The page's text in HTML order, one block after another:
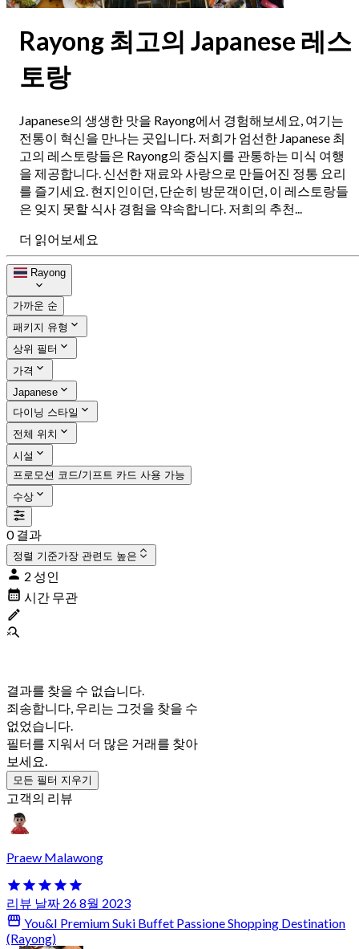
Rayong 최고의 Japanese 레스
토랑
Japanese의 생생한 맛을 Rayong에서 경험해보세요, 여기는
전통이 혁신을 만나는 곳입니다. 저희가 엄선한 Japanese 최
고의 레스토랑들은 Rayong의 중심지를 관통하는 미식 여행
을 제공합니다. 신선한 재료와 사랑으로 만들어진 정통 요리
를 즐기세요. 현지인이던, 단순히 방문객이던, 이 레스토랑들
은 잊지 못할 식사 경험을 약속합니다. 저희의 추천...
더 읽어보세요
Rayong
가까운 순
패키지 유형
상위 필터
가격
Japanese
다이닝 스타일
전체 위치
시설
프로모션 코드/기프트 카드 사용 가능
수상
0 결과
정렬 기준가장 관련도 높은
2 성인
시간 무관
결과를 찾을 수 없습니다.
죄송합니다, 우리는 그것을 찾을 수
없었습니다.
필터를 지워서 더 많은 거래를 찾아
보세요.
모든 필터 지우기
고객의 리뷰
Praew Malawong
리뷰 날짜 26 8월 2023
You&I Premium Suki Buffet Passione Shopping Destination
(Rayong)